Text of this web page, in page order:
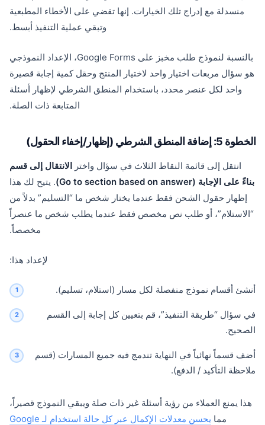
منسدلة مع إدراج تلك الخيارات. إنها تقضي على الأخطاء المطبعية
وتبقي عملية التنفيذ أبسط.
بالنسبة لنموذج طلب مخبز على Google Forms، الإعداد النموذجي
هو سؤال مربعات اختيار واحد لاختيار المنتج وحقل كمية إجابة قصيرة
واحد لكل عنصر محدد، باستخدام المنطق الشرطي لإظهار أسئلة
المتابعة ذات الصلة.
الخطوة 5: إضافة المنطق الشرطي (إظهار/إخفاء الحقول)
انتقل إلى قائمة النقاط الثلاث في سؤال واختر الانتقال إلى قسم
بناءً على الإجابة (Go to section based on answer)
. يتيح لك هذا
إظهار حقول الشحن فقط عندما يختار شخص ما “التسليم” بدلاً من
“الاستلام”، أو طلب نص مخصص فقط عندما يطلب شخص ما عنصراً
مخصصاً.
لإعداد هذا:
أنشئ أقسام نموذج منفصلة لكل مسار (استلام، تسليم).
في سؤال “طريقة التنفيذ”، قم بتعيين كل إجابة إلى القسم
الصحيح.
أضف قسماً نهائياً في النهاية تندمج فيه جميع المسارات (قسم
ملاحظة التأكيد / الدفع).
هذا يمنع العملاء من رؤية أسئلة غير ذات صلة ويبقي النموذج قصيراً،
مما
يحسن معدلات الإكمال عبر كل حالة استخدام لـ Google